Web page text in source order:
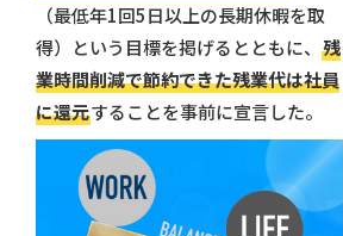
（最低年1回5日以上の長期休暇を取
得）という目標を掲げるとともに、 残
業時間削減で節約できた残業代は社員
に還元することを事前に宣言した。